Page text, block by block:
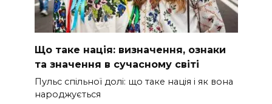
Що таке нація: визначення, ознаки
та значення в сучасному світі
Пульс спільної долі: що таке нація і як вона
народжується